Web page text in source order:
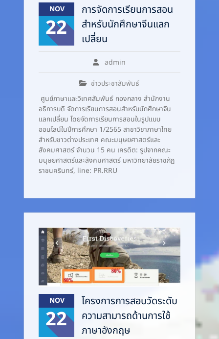
NOV
22
การจัดการเรียนการสอน
สำหรับนักศึกษาจีนแลก
เปลี่ยน
admin
ข่าวประชาสัมพันธ์
ศูนย์ภาษาและวิเทศสัมพันธ์ กองกลาง สำนักงาน
อธิการบดี จัดการเรียนการสอนสำหรับนักศึกษาจีน
แลกเปลี่ยน โดยจัดการเรียนการสอนในรูปแบบ
ออนไลน์ในปีการศึกษา 1/2565 สาขาวิชาภาษาไทย
สำหรับชาวต่างประเทศ คณะมนุษยศาสตร์และ
สังคมศาสตร์ จำนวน 15 คน เครดิต: รูปจากคณะ
มนุษยศาสตร์และสังคมศาสตร์ มหาวิทยาลัยราชภัฏ
ราชนครินทร์, line: PR.RRU
NOV
22
โครงการการสอบวัดระดับ
ความสามารถด้านการใช้
ภาษาอังกฤษ